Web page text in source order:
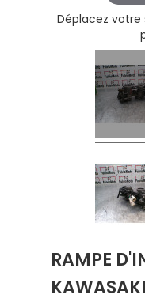
Déplacez votre
RAMPE